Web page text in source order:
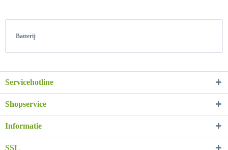
Batterij
Servicehotline
Shopservice
Informatie
SSL